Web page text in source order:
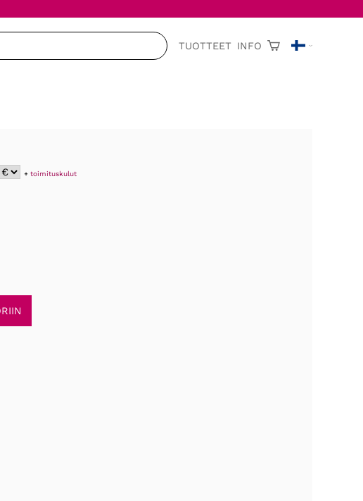
TUOTTEET INFO
+toimituskulut